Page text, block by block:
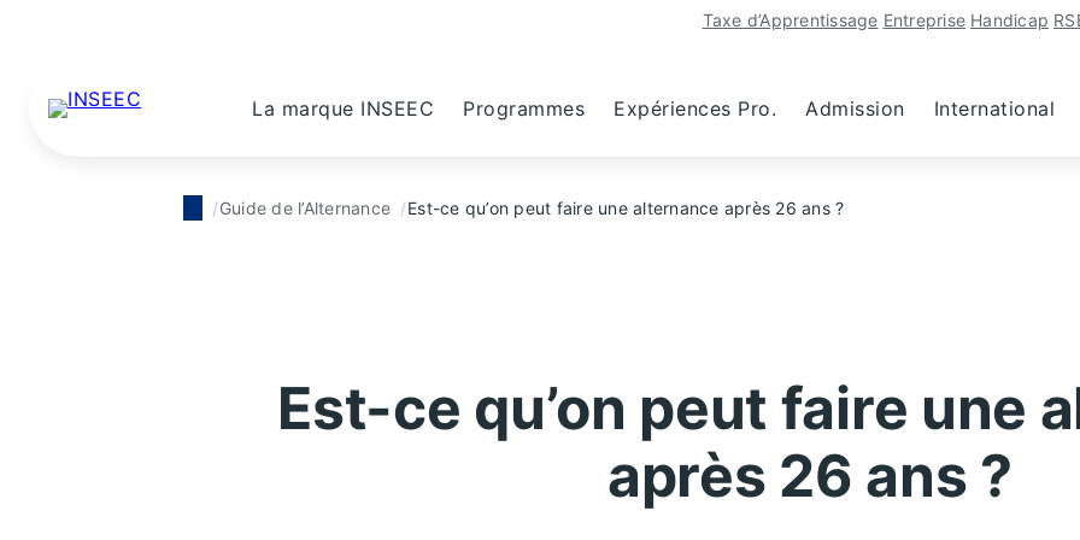
Taxe d’Apprentissage Entreprise Handicap
La marque INSEEC Programmes Expériences Pro. Admission International
Guide de l’Alternance Est-ce qu’on peut faire une alternance après 26 ans ?
Est-ce qu’on peut faire une
après 26 ans ?